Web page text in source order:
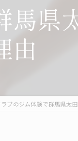
フィットネス
女性専用
キックボクシング
県
由
ブのジム体験で群馬県太